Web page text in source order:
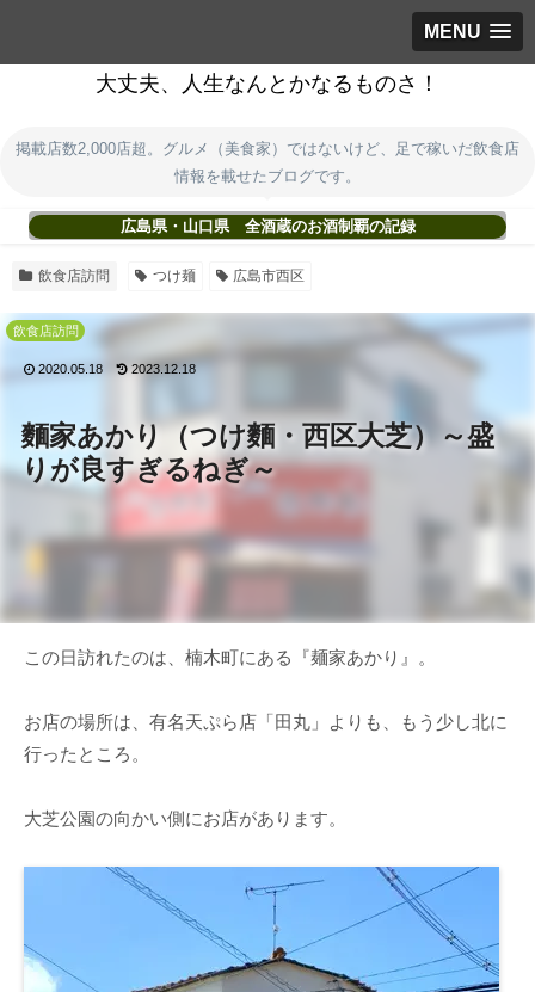
MENU
大丈夫、人生なんとかなるものさ！
掲載店数2,000店超。グルメ（美食家）ではないけど、足で稼いだ飲食店
情報を載せたブログです。
広島県・山口県 全酒蔵のお酒制覇の記録
飲食店訪問 つけ麺 広島市西区
麵家あかり（つけ麵・西区大芝）～盛
りが良すぎるねぎ～
飲食店訪問
2020.05.18 2023.12.18
この日訪れたのは、楠木町にある『麺家あかり』。
お店の場所は、有名天ぷら店「田丸」よりも、もう少し北に
行ったところ。
大芝公園の向かい側にお店があります。